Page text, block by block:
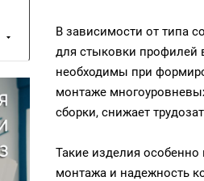
В зависимости от типа
для стыковки профилей
необходимы при
монтаже
сборки, снижает
Такие изделия
монтажа и надежность